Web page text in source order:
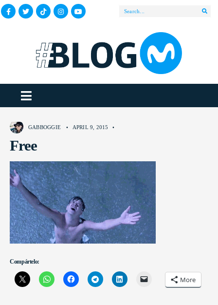
GABBOGGIE • APRIL 9, 2015 •
Free
Compártelo:
More